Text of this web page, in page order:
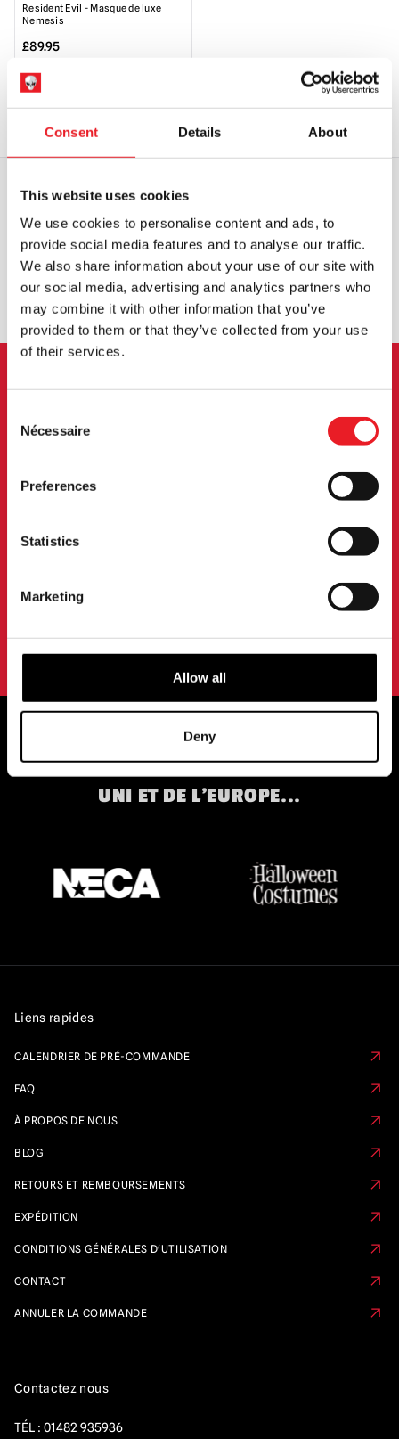
Consent Details About
This website uses cookies
We use cookies to personalise content and ads, to
provide social media features and to analyse our traffic.
We also share information about your use of our site with
our social media, advertising and analytics partners who
may combine it with other information that you’ve
provided to them or that they’ve collected from your use
of their services.
Selection
Nécessaire
Preferences
Statistics
Marketing
Allow all
Deny
Resident Evil - Masque de luxe
Nemesis
£89.95
RUPTURE DE STOCK
EXPÉDITION DANS LE MONDE ENTIER
LA PLUS GRANDE GAMME DU
ROYAUME-UNI
ÉCHANGE OU RETOUR DEMANDES SUR MESURE
D'INFORMATION
Inscrivez-vous pour recevoir les dernières
STOCKISTES OFFICIELS DU ROYAUME-
UNI ET DE L'EUROPE...
Liens rapides
CALENDRIER DE PRÉ-COMMANDE
FAQ
À PROPOS DE NOUS
BLOG
RETOURS ET REMBOURSEMENTS
EXPÉDITION
CONDITIONS GÉNÉRALES D'UTILISATION
CONTACT
ANNULER LA COMMANDE
Contactez nous
TÉL : 01482 935936